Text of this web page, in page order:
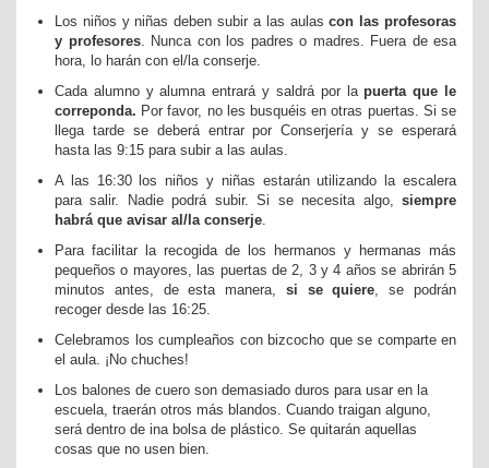
Los niños y niñas deben subir a las aulascon las profesoras
y profesores. Nunca con los padres o madres. Fuera de esa
hora, lo harán con el/la conserje.
Cada alumno y alumna entrará y saldrá por lapuerta que le
correponda. Por favor, no les busquéis en otras puertas. Si se
llega tarde se deberá entrar por Conserjería y se esperará
hasta las 9:15 para subir a las aulas.
A las 16:30 los niños y niñas estarán utilizando la escalera
para salir. Nadie podrá subir. Si se necesita algo, siempre
habrá que avisar al/la conserje.
Para facilitar la recogida de los hermanos y hermanas más
pequeños o mayores, las puertas de 2, 3 y 4 años se abrirán 5
minutos antes, de esta manera, si se quiere, se podrán
recoger desde las 16:25.
Celebramos los cumpleaños con bizcocho que se comparte en
el aula. ¡No chuches!
Los balones de cuero son demasiado duros para usar en la
escuela, traerán otros más blandos. Cuando traigan alguno,
será dentro de ina bolsa de plástico. Se quitarán aquellas
cosas que no usen bien.